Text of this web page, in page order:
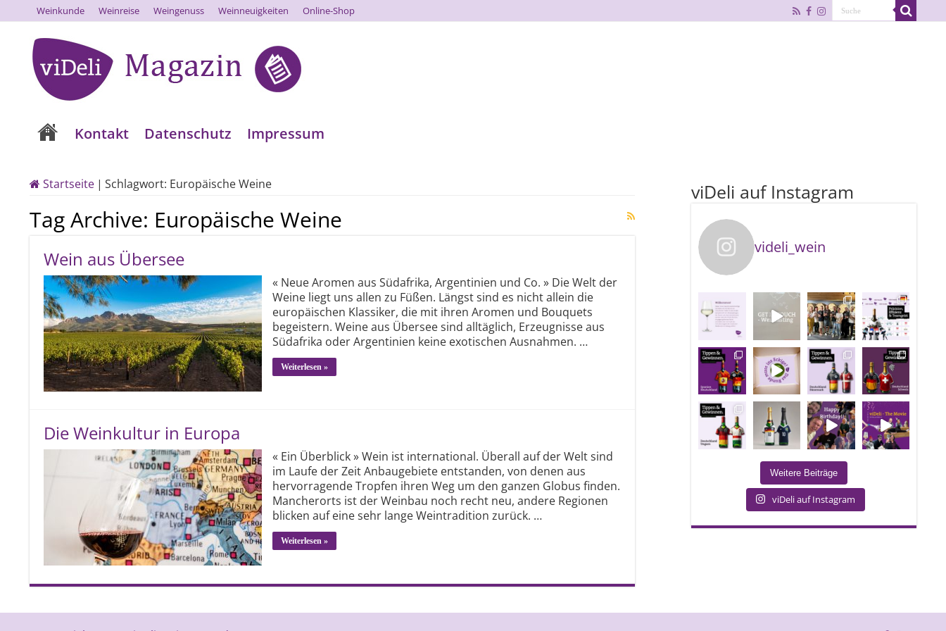
Weinkunde Weinreise Weingenuss Weinneuigkeiten Online-Shop
Kontakt Datenschutz Impressum
Startseite | Schlagwort: Europäische Weine
Tag Archive: Europäische Weine
Wein aus Übersee
« Neue Aromen aus Südafrika, Argentinien und Co. » Die Welt der
Weine liegt uns allen zu Füßen. Längst sind es nicht allein die
europäischen Klassiker, die mit ihren Aromen und Bouquets
begeistern. Weine aus Übersee sind alltäglich, Erzeugnisse aus
Südafrika oder Argentinien keine exotischen Ausnahmen. …
Weiterlesen »
Die Weinkultur in Europa
« Ein Überblick » Wein ist international. Überall auf der Welt sind
im Laufe der Zeit Anbaugebiete entstanden, von denen aus
hervorragende Tropfen ihren Weg um den ganzen Globus finden.
Mancherorts ist der Weinbau noch recht neu, andere Regionen
blicken auf eine sehr lange Weintradition zurück. …
Weiterlesen »
viDeli auf Instagram
videli_wein
Weitere Beiträge
viDeli auf Instagram